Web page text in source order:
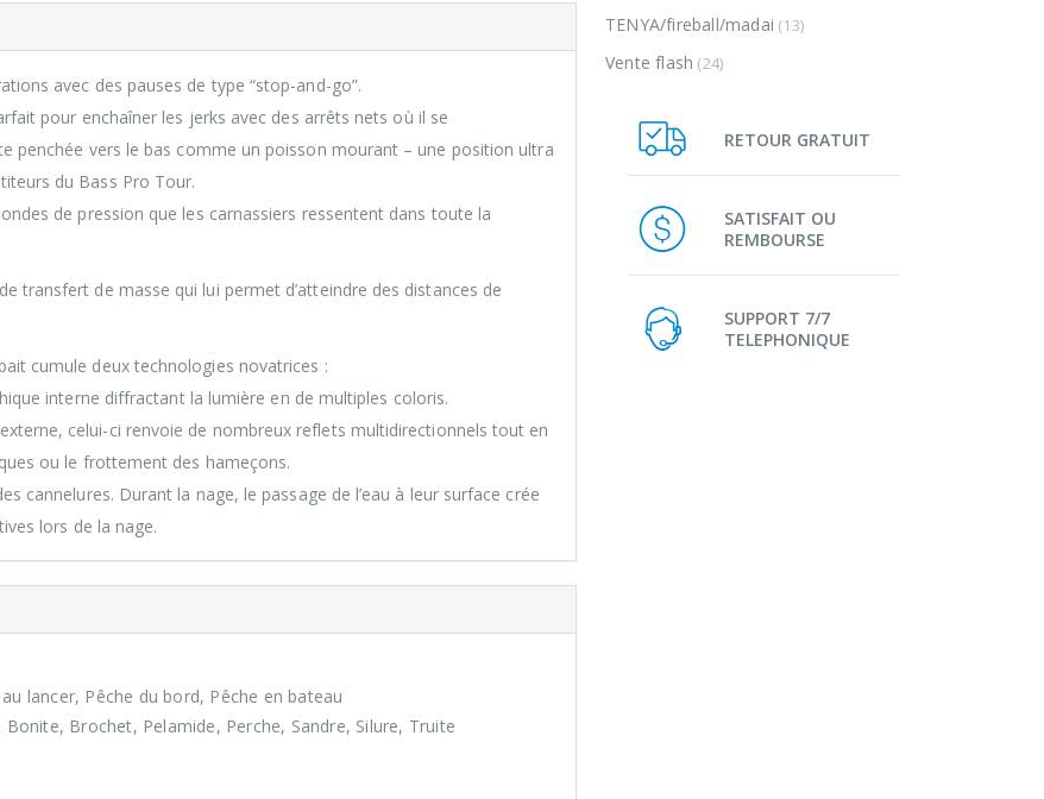
avec des pauses de type “stop-and-go”.
pour enchaîner les jerks avec des arrêts nets où il se
penchée vers le bas comme un poisson mourant – une position ultra
du Bass Pro Tour.
de pression que les carnassiers ressentent dans toute la
transfert de masse qui lui permet d’atteindre des distances de
cumule deux technologies novatrices :
interne diffractant la lumière en de multiples coloris.
celui-ci renvoie de nombreux reflets multidirectionnels tout en
ou le frottement des hameçons.
cannelures. Durant la nage, le passage de l’eau à leur surface crée
lors de la nage.
lancer, Pêche du bord, Pêche en bateau
Brochet, Pelamide, Perche, Sandre, Silure, Truite
TENYA/fireball/madai (13)
Vente flash (24)
RETOUR GRATUIT
SATISFAIT OU
REMBOURSE
SUPPORT 7/7
TELEPHONIQUE